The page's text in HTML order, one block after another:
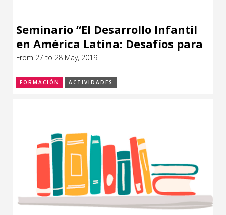
Seminario “El Desarrollo Infantil
en América Latina: Desafíos para
la Medición y Respuestas de
From 27 to 28 May, 2019.
FORMACIÓN ACTIVIDADES